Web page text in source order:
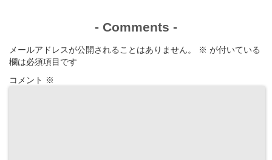
- Comments -
メールアドレスが公開されることはありません。 ※ が付いている
欄は必須項目です
コメント ※